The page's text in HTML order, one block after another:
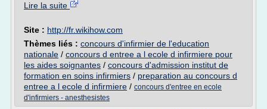
Lire la suite
Site : http://fr.wikihow.com
Thèmes liés : concours d'infirmier de l'education
nationale / concours d entree a l ecole d infirmiere pour
les aides soignantes / concours d'admission institut de
formation en soins infirmiers / preparation au concours d
entree a l ecole d infirmiere / concours d'entree en ecole
d'infirmiers - anesthesistes